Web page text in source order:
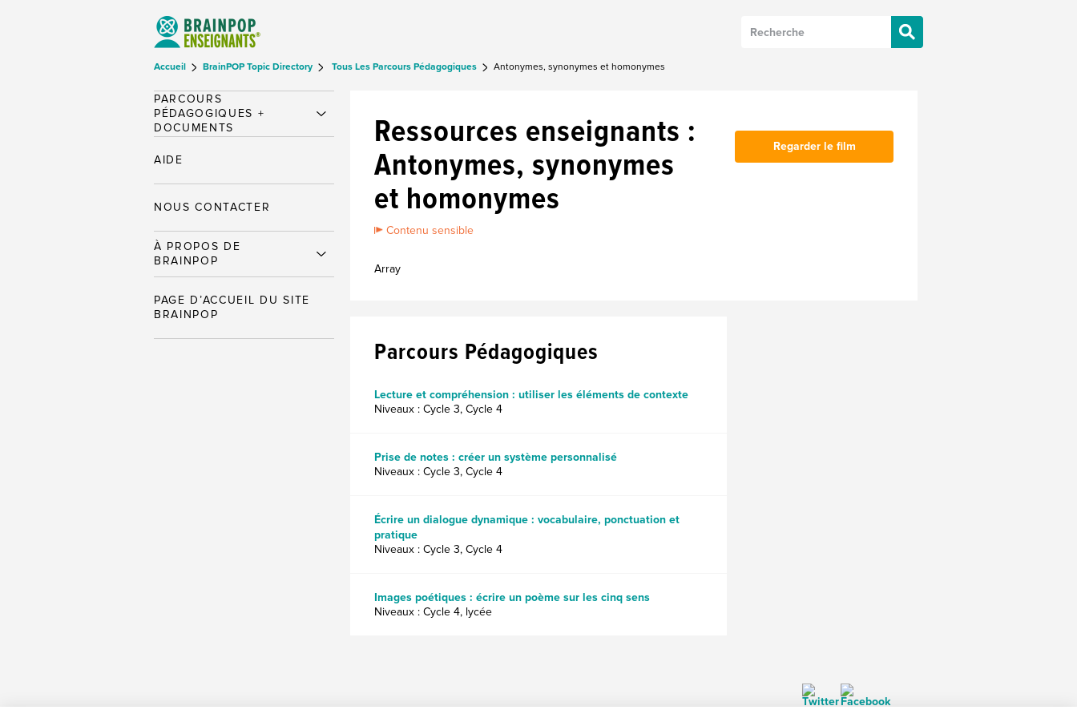
Accueil BrainPOP Topic Directory Tous Les Parcours Pédagogiques Antonymes, synonymes et homonymes
Ressources enseignants :
Antonymes, synonymes
et homonymes
Contenu sensible
Array
Regarder le film
Parcours Pédagogiques
Lecture et compréhension : utiliser les éléments de contexte
Niveaux : Cycle 3, Cycle 4
Prise de notes : créer un système personnalisé
Niveaux : Cycle 3, Cycle 4
Écrire un dialogue dynamique : vocabulaire, ponctuation et
pratique
Niveaux : Cycle 3, Cycle 4
Images poétiques : écrire un poème sur les cinq sens
Niveaux : Cycle 4, lycée
PARCOURS
PÉDAGOGIQUES +
DOCUMENTS
AIDE
NOUS CONTACTER
À PROPOS DE
BRAINPOP
PAGE D’ACCUEIL DU SITE
BRAINPOP